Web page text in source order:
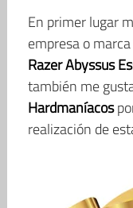
En primer lugar
empresa o marca
Razer Abyssus
también me
Hardmaníacos
realización de